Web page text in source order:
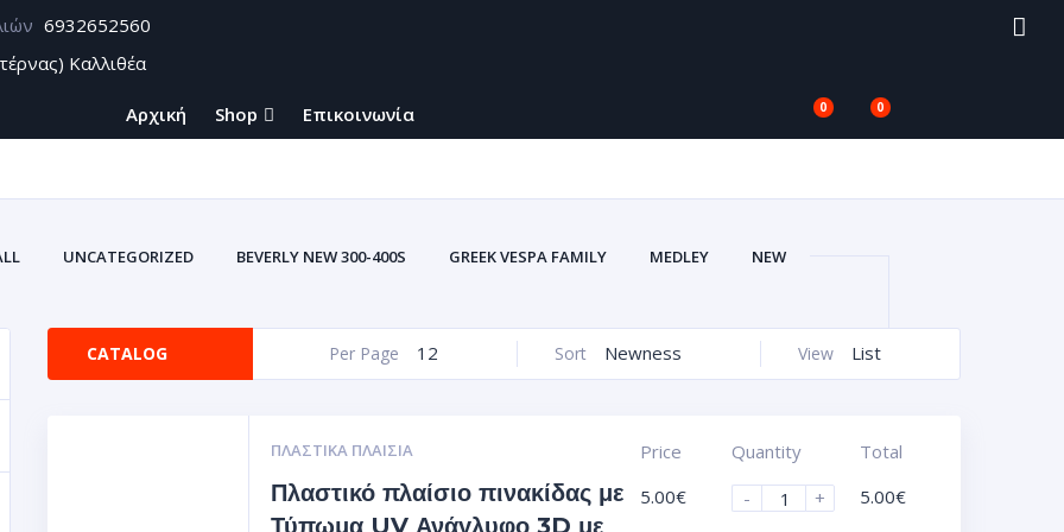
6932652560
Καλλιθέα
Αρχική Shop Επικοινωνία 0 0
UNCATEGORIZED BEVERLY NEW 300-400S GREEK VESPA FAMILY MEDLEY
NEW
ΕΤΙΚΈΤΕΣ ΤΑΙΝΊΕΣ ΓΙΑ ΖΆΝΤΕΣ ΣΜΆΛΤΟΥ(ΚΡΎΣΤΑΛΛΟΣ)
ΖΆΝΤΕΣ ΑΥΤΟΚΌΛΛΗΤΑ UV
CATALOG View List
Sort Newness
Per Page 12
ΠΛΑΣΤΙΚΆ ΠΛΑΊΣΙΑ
Πλαστικό πλαίσιο πινακίδας με
Price
5.00€
Quantity
-
+
Total
5.00€